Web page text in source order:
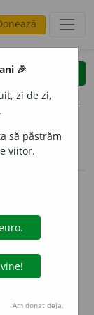
clear
opțiuni
declinări
de
.
🎉
zi de zi,
să păstrăm
viitor.
Am donat deja.